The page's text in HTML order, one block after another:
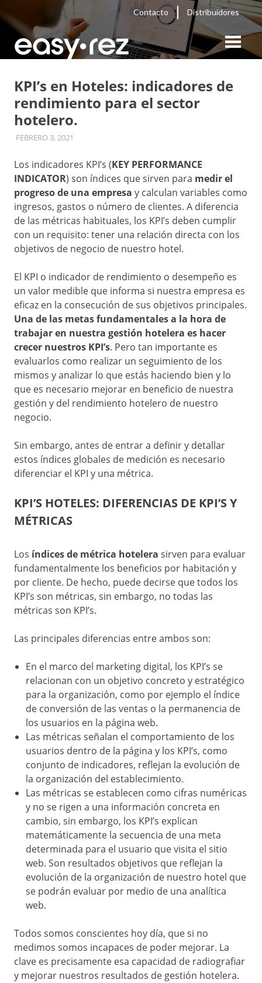
contenido
Contacto Distribuidores
PMS
Motor
Sitios
Web
Hoteleros,
Channel
Manager
easy
rez
KPI’s en Hoteles: indicadores de
rendimiento para el sector
hotelero.
FEBRERO 3, 2021
Los indicadores KPI’s (KEY PERFORMANCE
INDICATOR) son índices que sirven para medir el
progreso de una empresa y calculan variables como
ingresos, gastos o número de clientes. A diferencia
de las métricas habituales, los KPI’s deben cumplir
con un requisito: tener una relación directa con los
objetivos de negocio de nuestro hotel.
El KPI o indicador de rendimiento o desempeño es
un valor medible que informa si nuestra empresa es
eficaz en la consecución de sus objetivos principales.
Una de las metas fundamentales a la hora de
trabajar en nuestra gestión hotelera es hacer
crecer nuestros KPI’s. Pero tan importante es
evaluarlos como realizar un seguimiento de los
mismos y analizar lo que estás haciendo bien y lo
que es necesario mejorar en beneficio de nuestra
gestión y del rendimiento hotelero de nuestro
negocio.
Sin embargo, antes de entrar a definir y detallar
estos índices globales de medición es necesario
diferenciar el KPI y una métrica.
KPI’S HOTELES: DIFERENCIAS DE KPI’S Y
MÉTRICAS
Los índices de métrica hotelera sirven para evaluar
fundamentalmente los beneficios por habitación y
por cliente. De hecho, puede decirse que todos los
KPI’s son métricas, sin embargo, no todas las
métricas son KPI’s.
Las principales diferencias entre ambos son:
En el marco del marketing digital, los KPI’s se
relacionan con un objetivo concreto y estratégico
para la organización, como por ejemplo el índice
de conversión de las ventas o la permanencia de
los usuarios en la página web.
Las métricas señalan el comportamiento de los
usuarios dentro de la página y los KPI’s, como
conjunto de indicadores, reflejan la evolución de
la organización del establecimiento.
Las métricas se establecen como cifras numéricas
y no se rigen a una información concreta en
cambio, sin embargo, los KPI’s explican
matemáticamente la secuencia de una meta
determinada para el usuario que visita el sitio
web. Son resultados objetivos que reflejan la
evolución de la organización de nuestro hotel que
se podrán evaluar por medio de una analítica
web.
Todos somos conscientes hoy día, que si no
medimos somos incapaces de poder mejorar. La
clave es precisamente esa capacidad de radiografiar
y mejorar nuestros resultados de gestión hotelera.